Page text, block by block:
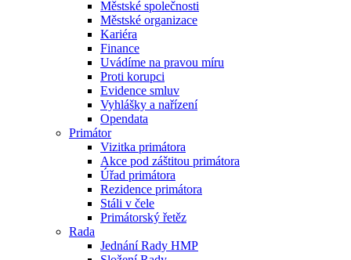
Městské společnosti
Městské organizace
Kariéra
Finance
Uvádíme na pravou míru
Proti korupci
Evidence smluv
Vyhlášky a nařízení
Opendata
Primátor
Vizitka primátora
Akce pod záštitou primátora
Úřad primátora
Rezidence primátora
Stáli v čele
Primátorský řetěz
Rada
Jednání Rady HMP